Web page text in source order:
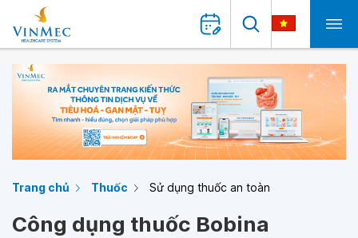
Trang chủ Thuốc Sử dụng thuốc an toàn
Công dụng thuốc Bobina